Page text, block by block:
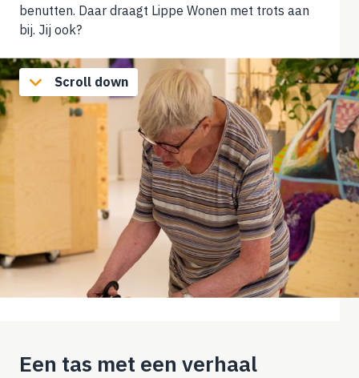
benutten. Daar draagt Lippe Wonen met trots aan
bij. Jij ook?
Scroll down
Een tas met een verhaal